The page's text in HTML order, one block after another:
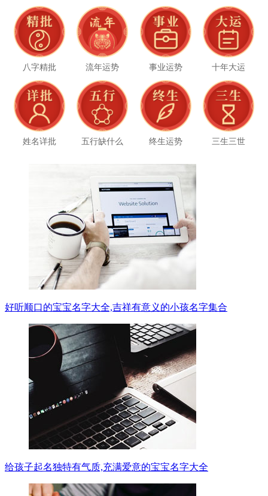
八字精批 流年运势 事业运势 十年大运
姓名详批 五行缺什么 终生运势 三生三世
好听顺口的宝宝名字大全,吉祥有意义的小孩名字集合
给孩子起名独特有气质,充满爱意的宝宝名字大全